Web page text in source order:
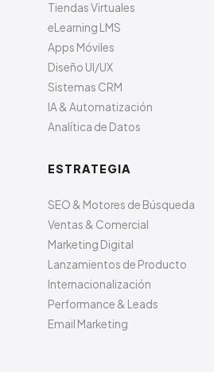
Tiendas Virtuales
eLearning LMS
Apps Móviles
Diseño UI/UX
Sistemas CRM
IA & Automatización
Analítica de Datos
ESTRATEGIA
SEO & Motores de Búsqueda
Ventas & Comercial
Marketing Digital
Lanzamientos de Producto
Internacionalización
Performance & Leads
Email Marketing